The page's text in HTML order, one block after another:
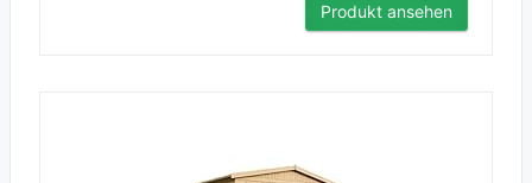
Produkt ansehen